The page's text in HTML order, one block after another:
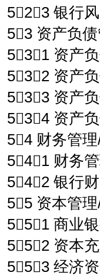
523 银行
53 资产负
531 资产
532 资产
533 资产
534 资产
54 财务管
541 财务
542 银行
55 资本管
551 商业
552 资本
553 经济